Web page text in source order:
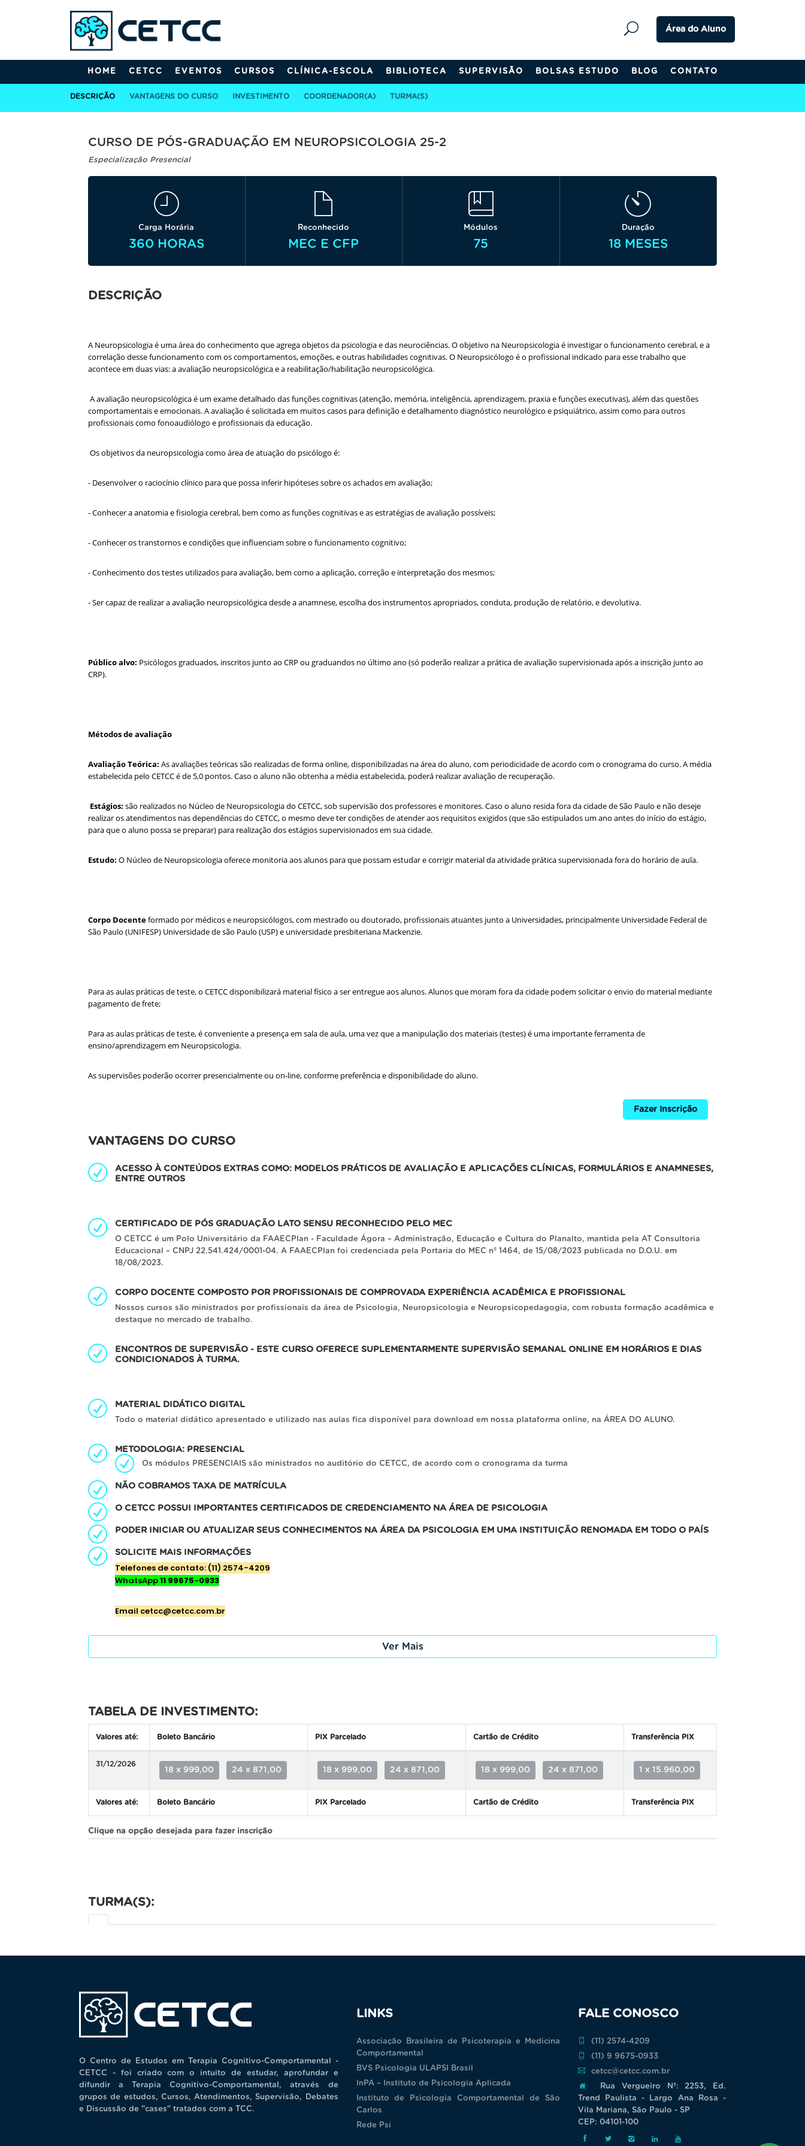
DESCRIÇÃO VANTAGENS DO CURSO INVESTIMENTO COORDENADOR(A) TURMA(S)
CURSO DE PÓS-GRADUAÇÃO EM NEUROPSICOLOGIA 25-2
Especialização Presencial
Carga Horária
360 HORAS
Reconhecido
MEC E CFP
Módulos
75
Duração
18 MESES
DESCRIÇÃO
A Neuropsicologia é uma área do conhecimento que agrega objetos da psicologia e das neurociências. O objetivo na Neuropsicologia é investigar o funcionamento cerebral, e a
correlação desse funcionamento com os comportamentos, emoções, e outras habilidades cognitivas. O Neuropsicólogo é o profissional indicado para esse trabalho que
acontece em duas vias: a avaliação neuropsicológica e a reabilitação/habilitação neuropsicológica.
A avaliação neuropsicológica é um exame detalhado das funções cognitivas (atenção, memória, inteligência, aprendizagem, praxia e funções executivas), além das questões
comportamentais e emocionais. A avaliação é solicitada em muitos casos para definição e detalhamento diagnóstico neurológico e psiquiátrico, assim como para outros
profissionais como fonoaudiólogo e profissionais da educação.
Os objetivos da neuropsicologia como área de atuação do psicólogo é:
- Desenvolver o raciocínio clínico para que possa inferir hipóteses sobre os achados em avaliação;
- Conhecer a anatomia e fisiologia cerebral, bem como as funções cognitivas e as estratégias de avaliação possíveis;
- Conhecer os transtornos e condições que influenciam sobre o funcionamento cognitivo;
- Conhecimento dos testes utilizados para avaliação, bem como a aplicação, correção e interpretação dos mesmos;
- Ser capaz de realizar a avaliação neuropsicológica desde a anamnese, escolha dos instrumentos apropriados, conduta, produção de relatório, e devolutiva.
Público alvo: Psicólogos graduados, inscritos junto ao CRP ou graduandos no último ano (só poderão realizar a prática de avaliação supervisionada após a inscrição junto ao
CRP).
Métodos de avaliação
Avaliação Teórica: As avaliações teóricas são realizadas de forma online, disponibilizadas na área do aluno, com periodicidade de acordo com o cronograma do curso. A média
estabelecida pelo CETCC é de 5,0 pontos. Caso o aluno não obtenha a média estabelecida, poderá realizar avaliação de recuperação.
Estágios: são realizados no Núcleo de Neuropsicologia do CETCC, sob supervisão dos professores e monitores. Caso o aluno resida fora da cidade de São Paulo e não deseje
realizar os atendimentos nas dependências do CETCC, o mesmo deve ter condições de atender aos requisitos exigidos (que são estipulados um ano antes do início do estágio,
para que o aluno possa se preparar) para realização dos estágios supervisionados em sua cidade.
Estudo: O Núcleo de Neuropsicologia oferece monitoria aos alunos para que possam estudar e corrigir material da atividade prática supervisionada fora do horário de aula.
Corpo Docenteformado por médicos e neuropsicólogos, com mestrado ou doutorado, profissionais atuantes junto a Universidades, principalmente Universidade Federal de
São Paulo (UNIFESP) Universidade de são Paulo (USP) e universidade presbiteriana Mackenzie.
Para as aulas práticas de teste, o CETCC disponibilizará material físico a ser entregue aos alunos. Alunos que moram fora da cidade podem solicitar o envio do material mediante
pagamento de frete;
Para as aulas práticas de teste, é conveniente a presença em sala de aula, uma vez que a manipulação dos materiais (testes) é uma importante ferramenta de
ensino/aprendizagem em Neuropsicologia.
As supervisões poderão ocorrer presencialmente ou on-line, conforme preferência e disponibilidade do aluno.
Fazer Inscrição
VANTAGENS DO CURSO
ACESSO À CONTEÚDOS EXTRAS COMO: MODELOS PRÁTICOS DE AVALIAÇÃO E APLICAÇÕES CLÍNICAS, FORMULÁRIOS E ANAMNESES,
ENTRE OUTROS
CERTIFICADO DE PÓS GRADUAÇÃO LATO SENSU RECONHECIDO PELO MEC
O CETCC é um Polo Universitário da FAAECPlan - Faculdade Ágora – Administração, Educação e Cultura do Planalto, mantida pela AT Consultoria
Educacional – CNPJ 22.541.424/0001-04. A FAAECPlan foi credenciada pela Portaria do MEC nº 1464, de 15/08/2023 publicada no D.O.U. em
18/08/2023.
CORPO DOCENTE COMPOSTO POR PROFISSIONAIS DE COMPROVADA EXPERIÊNCIA ACADÊMICA E PROFISSIONAL
Nossos cursos são ministrados por profissionais da área de Psicologia, Neuropsicologia e Neuropsicopedagogia, com robusta formação acadêmica e
destaque no mercado de trabalho.
ENCONTROS DE SUPERVISÃO - ESTE CURSO OFERECE SUPLEMENTARMENTE SUPERVISÃO SEMANAL ONLINE EM HORÁRIOS E DIAS
CONDICIONADOS À TURMA.
MATERIAL DIDÁTICO DIGITAL
Todo o material didático apresentado e utilizado nas aulas fica disponível para download em nossa plataforma online, na ÁREA DO ALUNO.
METODOLOGIA: PRESENCIAL
Os módulos PRESENCIAIS são ministrados no auditório do CETCC, de acordo com o cronograma da turma
NÃO COBRAMOS TAXA DE MATRÍCULA
O CETCC POSSUI IMPORTANTES CERTIFICADOS DE CREDENCIAMENTO NA ÁREA DE PSICOLOGIA
PODER INICIAR OU ATUALIZAR SEUS CONHECIMENTOS NA ÁREA DA PSICOLOGIA EM UMA INSTITUIÇÃO RENOMADA EM TODO O PAÍS
SOLICITE MAIS INFORMAÇÕES
Telefones de contato: (11) 2574-4209
WhatsApp11 99675-0933
Email cetcc@cetcc.com.br
Ver Mais
TABELA DE INVESTIMENTO:
Valores até: Boleto Bancário PIX Parcelado Cartão de Crédito Transferência PIX
31/12/2026
18 x 999,00 24 x 871,00 18 x 999,00 24 x 871,00 18 x 999,00 24 x 871,00 1 x 15.960,00
Valores até: Boleto Bancário PIX Parcelado Cartão de Crédito Transferência PIX
Clique na opção desejada para fazer inscrição
TURMA(S):
O Centro de Estudos em Terapia Cognitivo-Comportamental -
CETCC - foi criado com o intuito de estudar, aprofundar e
difundir a Terapia Cognitivo-Comportamental, através de
grupos de estudos, Cursos, Atendimentos, Supervisão, Debates
e Discussão de "cases" tratados com a TCC.
LINKS
Associação Brasileira de Psicoterapia e Medicina
Comportamental
BVS Psicologia ULAPSI Brasil
InPA – Instituto de Psicologia Aplicada
Instituto de Psicologia Comportamental de São
Carlos
Rede Psi
FALE CONOSCO
(11) 2574-4209
(11) 9 9675-0933
cetcc@cetcc.com.br
Rua Vergueiro Nª: 2253, Ed.
Trend Paulista - Largo Ana Rosa -
Vila Mariana, São Paulo - SP
CEP: 04101-100
Área do Aluno
HOME CETCC EVENTOS CURSOS CLÍNICA-ESCOLA BIBLIOTECA SUPERVISÃO BOLSAS ESTUDO BLOG CONTATO